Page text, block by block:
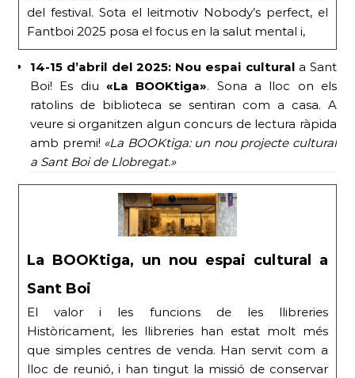
del festival. Sota el leitmotiv Nobody’s perfect, el
Fantboi 2025 posa el focus en la salut mental i,
14-15 d’abril del 2025: Nou espai culturala Sant
Boi! Es diu «La BOOKtiga». Sona a lloc on els
ratolins de biblioteca se sentiran com a casa. A
veure si organitzen algun concurs de lectura ràpida
amb premi! «La BOOKtiga: un nou projecte cultural
a Sant Boi de Llobregat.»
La BOOKtiga, un nou espai cultural a
Sant Boi
El valor i les funcions de les llibreries
Històricament, les llibreries han estat molt més
que simples centres de venda. Han servit com a
lloc de reunió, i han tingut la missió de conservar